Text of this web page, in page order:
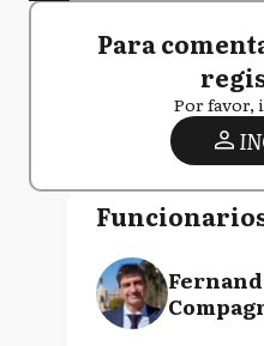
Para
Por favor,